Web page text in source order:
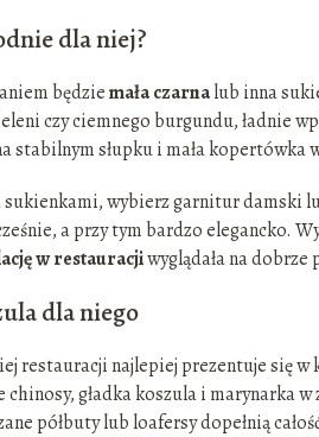
dla niej?
będziemała czarnalub inna
czy ciemnego burgundu, ładnie
stabilnym słupku i mała kopertówka
sukienkami, wybierz garnitur
a przy tym bardzo elegancko.
w restauracjiwyglądała na dobrze
dla niego
restauracji najlepiej prezentuje się
chinosy, gładka koszula i marynarka
półbuty lub loafersy dopełnią